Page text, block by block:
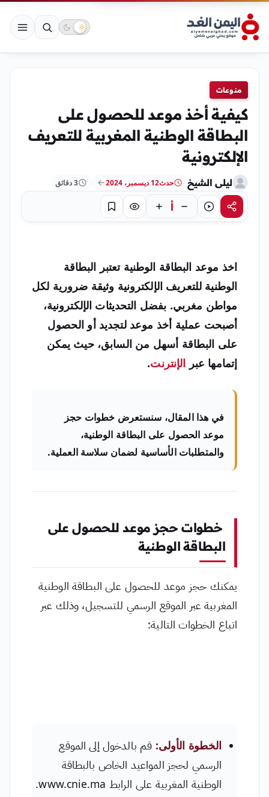
منوعات
كيفية أخذ موعد للحصول على
البطاقة الوطنية المغربية للتعريف
الإلكترونية
ليلى الشيخ حدث12 ديسمبر، 2024 3 دقائق
مشاركةاستماع أ تركيز حفظ
اخذ موعد البطاقة الوطنية تعتبر البطاقة
الوطنية للتعريف الإلكترونية وثيقة ضرورية لكل
مواطن مغربي. بفضل التحديثات الإلكترونية،
أصبحت عملية أخذ موعد لتجديد أو الحصول
على البطاقة أسهل من السابق، حيث يمكن
إتمامها عبر الإنترنت.
في هذا المقال، سنستعرض خطوات حجز
موعد الحصول على البطاقة الوطنية،
والمتطلبات الأساسية لضمان سلاسة العملية.
خطوات حجز موعد للحصول على
البطاقة الوطنية
يمكنك حجز موعد للحصول على البطاقة الوطنية
المغربية عبر الموقع الرسمي للتسجيل، وذلك عبر
اتباع الخطوات التالية:
الخطوة الأولى: قم بالدخول إلى الموقع
الرسمي لحجز المواعيد الخاص بالبطاقة
الوطنية المغربية على الرابط www.cnie.ma.